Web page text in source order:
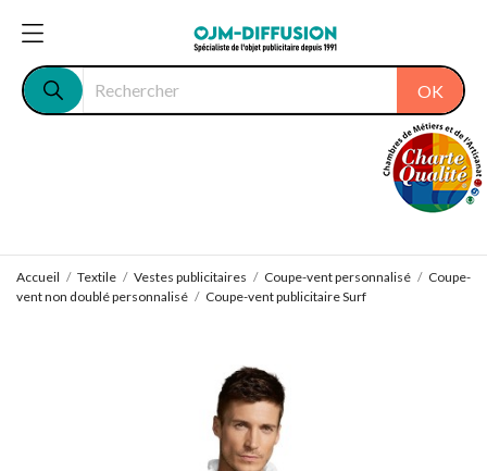
OK
Accueil Textile Vestes publicitaires Coupe-vent personnalisé
Coupe-
vent non doublé personnalisé
Coupe-vent publicitaire Surf